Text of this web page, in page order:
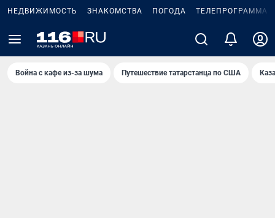
НЕДВИЖИМОСТЬ ЗНАКОМСТВА ПОГОДА ТЕЛЕПРОГРАММА
Война с кафе из-за шума Путешествие татарстанца по США